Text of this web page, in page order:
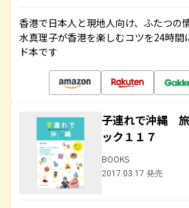
香港で日本人と現地人向け、ふたつの
水真理子が香港を楽しむコツを24時間
ド本です
子連れで沖縄
ック１１７
BOOKS
2017.03.17 発売